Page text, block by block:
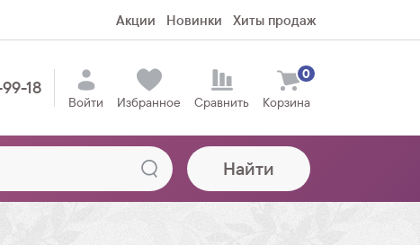
Акции Новинки Хиты продаж
18
Войти Избранное Сравнить Корзина
0
Найти